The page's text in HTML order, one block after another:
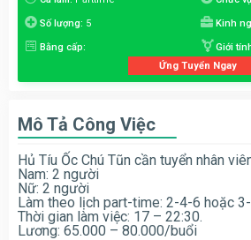
Số lượng: 5 Kinh
Bằng cấp: Giới
Ứng Tuyển Ngay
Mô Tả Công Việc
Hủ Tíu Ốc Chú Tũn cần tuyển nhân
Nam: 2 người
Nữ: 2 người
Làm theo lịch part-time: 2-4-6 hoặc
Thời gian làm việc: 17 – 22:30.
Lương: 65.000 – 80.000/buổi